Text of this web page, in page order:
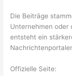
Die Beiträge
Unternehmen oder
entsteht ein
Offizielle Seite: